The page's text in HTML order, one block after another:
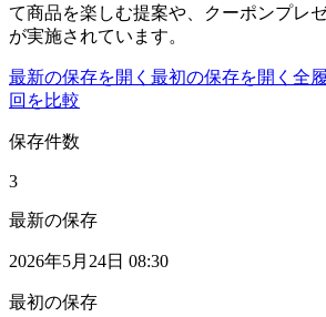
て商品を楽しむ提案や、クーポンプレ
が実施されています。
最新の保存を開く 最初の保存を開く 全
回を比較
保存件数
3
最新の保存
2026年5月24日 08:30
最初の保存